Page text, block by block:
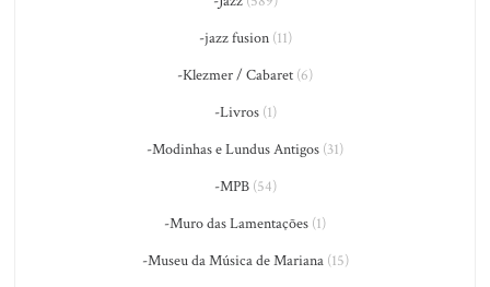
-jazz fusion(11)
-Klezmer / Cabaret (6)
-Livros(1)
-Modinhas e Lundus Antigos (31)
-MPB(54)
-Muro das Lamentações (1)
-Museu da Música de Mariana(15)